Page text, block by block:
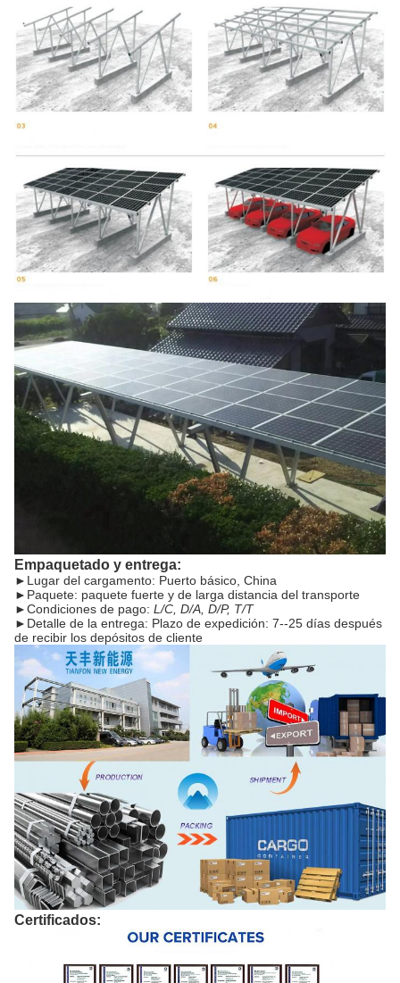
Empaquetado y entrega:
► Lugar del cargamento: Puerto básico, China
► Paquete: paquete fuerte y de larga distancia del transporte
►Condiciones de pago: L/C, D/A, D/P, T/T
► Detalle de la entrega: Plazo de expedición: 7--25 días después
de recibir los depósitos de cliente
Certificados: